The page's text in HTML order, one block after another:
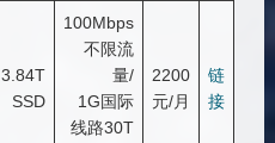
3.84T
SSD
100Mbps
不限流
量/
1G国际
线路30T
2200
元/月
链
接